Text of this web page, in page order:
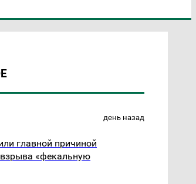
день назад
главной причиной
«фекальную